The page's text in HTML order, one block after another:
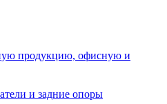
продукцию, офисную и
и задние опоры